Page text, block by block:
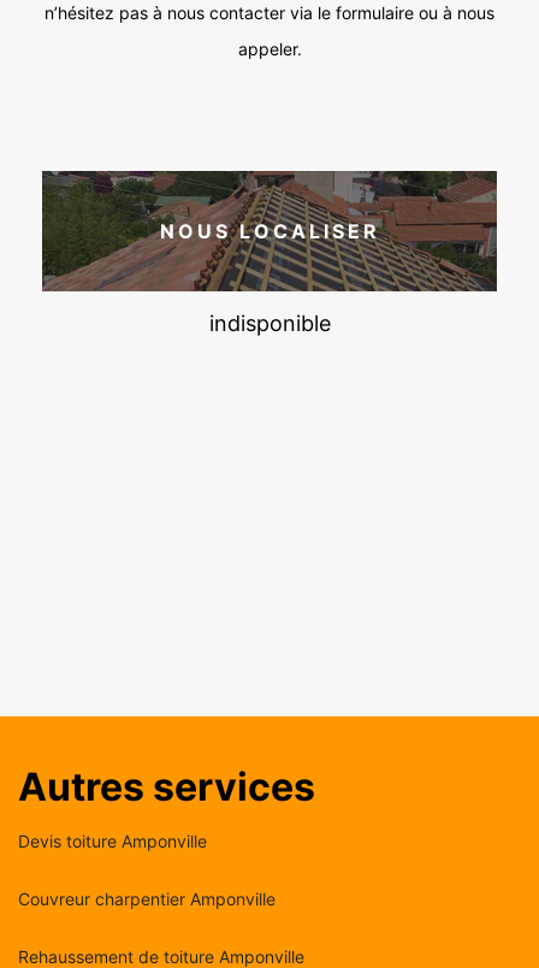
n’hésitez pas à nous contacter via le formulaire ou à nous
appeler.
NOUS LOCALISER
indisponible
Autres services
Devis toiture Amponville
Couvreur charpentier Amponville
Rehaussement de toiture Amponville